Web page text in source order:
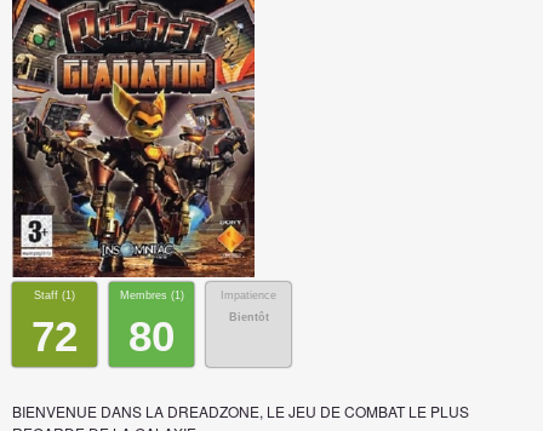
Staff (1)
72
Membres (1)
80
Impatience
Bientôt
BIENVENUE DANS LA DREADZONE, LE JEU DE COMBAT LE PLUS